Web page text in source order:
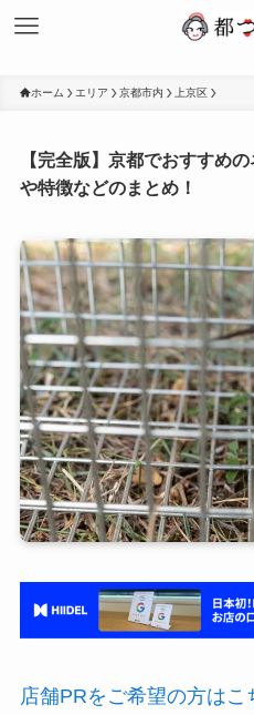
ホーム エリア 京都市内 上京区
【完全版】京都でおすすめ
や特徴などのまとめ！
店舗PRをご希望の方はこ